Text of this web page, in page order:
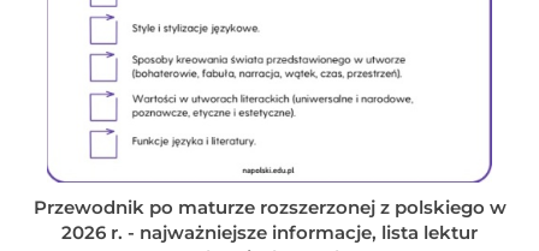
Przewodnik po maturze rozszerzonej z polskiego w
2026 r. - najważniejsze informacje, lista lektur